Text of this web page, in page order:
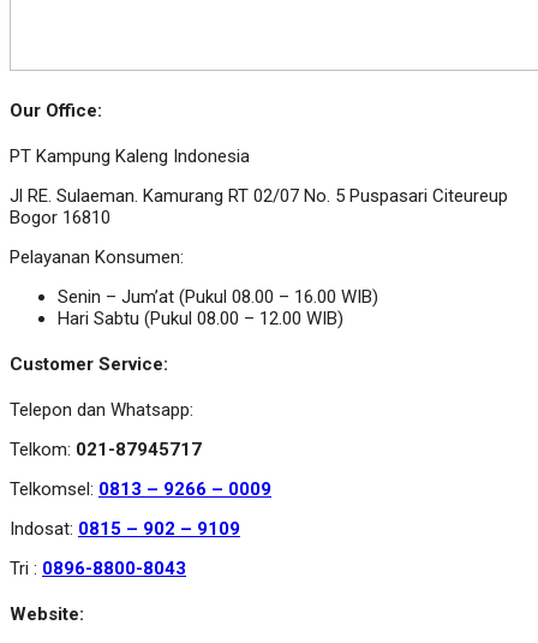
Our Office:
PT Kampung Kaleng Indonesia
Jl RE. Sulaeman. Kamurang RT 02/07 No. 5 Puspasari Citeureup
Bogor 16810
Pelayanan Konsumen:
Senin – Jum’at (Pukul 08.00 – 16.00 WIB)
Hari Sabtu (Pukul 08.00 – 12.00 WIB)
Customer Service:
Telepon dan Whatsapp:
Telkom: 021-87945717
Telkomsel: 0813 – 9266 – 0009
Indosat: 0815 – 902 – 9109
Tri : 0896-8800-8043
Website: